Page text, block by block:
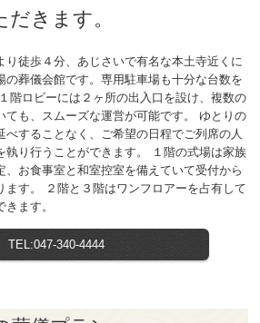
きます。
り徒歩４分、あじさいで有名な本土寺近くに
の葬儀会館です。専用駐車場も十分な台数を
階ロビーには２ヶ所の出入口を設け、複数の
ても、スムーズな運営が可能です。 ゆとりの
べすることなく、ご希望の日程でご列席の人
執り行うことができます。 １階の式場は家族
、お食事室と和室控室を備えていて受付から
ます。 ２階と３階はワンフロアーを占有して
ます。
TEL:047-340-4444